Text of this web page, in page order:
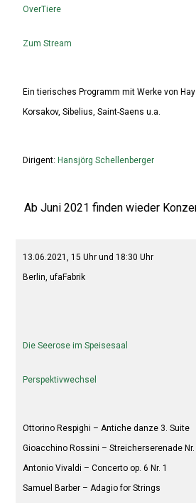
OverTiere
Zum Stream
Ein tierisches Programm mit Werke von
Korsakov, Sibelius, Saint-Saens u.a.
Dirigent: Hansjörg Schellenberger
Ab Juni 2021 finden wieder
13.06.2021, 15 Uhr und 18:30 Uhr
Berlin, ufaFabrik
Die Seerose im Speisesaal
Perspektivwechsel
Ottorino Respighi – Antiche danze 3. Suite
Gioacchino Rossini – Streicherserenade Nr.
Antonio Vivaldi – Concerto op. 6 Nr. 1
Samuel Barber – Adagio for Strings